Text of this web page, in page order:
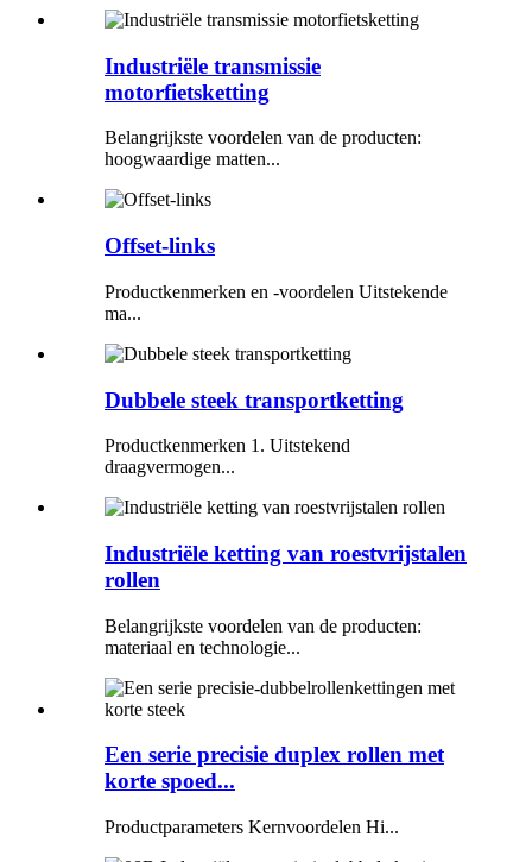
Industriële transmissie
motorfietsketting
Belangrijkste voordelen van de producten:
hoogwaardige matten...
Offset-links
Productkenmerken en -voordelen Uitstekende
ma...
Dubbele steek transportketting
Productkenmerken 1. Uitstekend
draagvermogen...
Industriële ketting van roestvrijstalen
rollen
Belangrijkste voordelen van de producten:
materiaal en technologie...
Een serie precisie duplex rollen met
korte spoed...
Productparameters Kernvoordelen Hi...